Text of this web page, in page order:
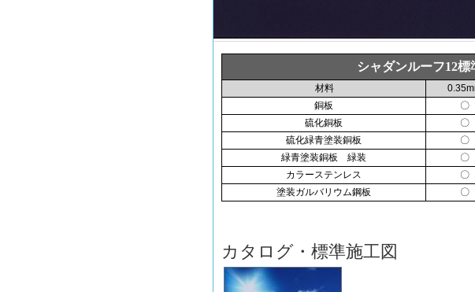
シャダンルーフ12標
材料
銅板
〇
硫化銅板
〇
硫化緑青塗装銅板
〇
緑青塗装銅板 緑装
〇
カラーステンレス
〇
塗装ガルバリウム鋼板
〇
カタログ・標準施工図